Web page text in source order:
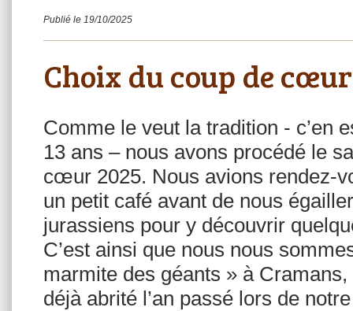
Publié le 19/10/2025
Choix du coup de
Comme le veut la tradition - c’en
13 ans – nous avons procédé le
cœur 2025. Nous avions rendez-
un petit café avant de nous
jurassiens pour y découvrir
C’est ainsi que nous nous
marmite des géants » à
déjà abrité l’an passé lors de